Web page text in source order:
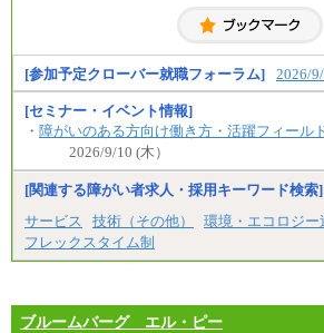
※居住地、年齢により異なり
※この他に、該当する場合は
す。
※試用期間中も給与に変更は
[参加予定クローバー就職フォーラム] 2026/
[セミナー・イベント情報]
・ 障がいのある方向け働き方・活躍フィール
2026/9/10 (木）
[関連する障がい者求人・採用キーワード検索]
サービス
技術（その他） 環境・エコロジー
フレックスタイム制
ブルームバーグ エル・ピー